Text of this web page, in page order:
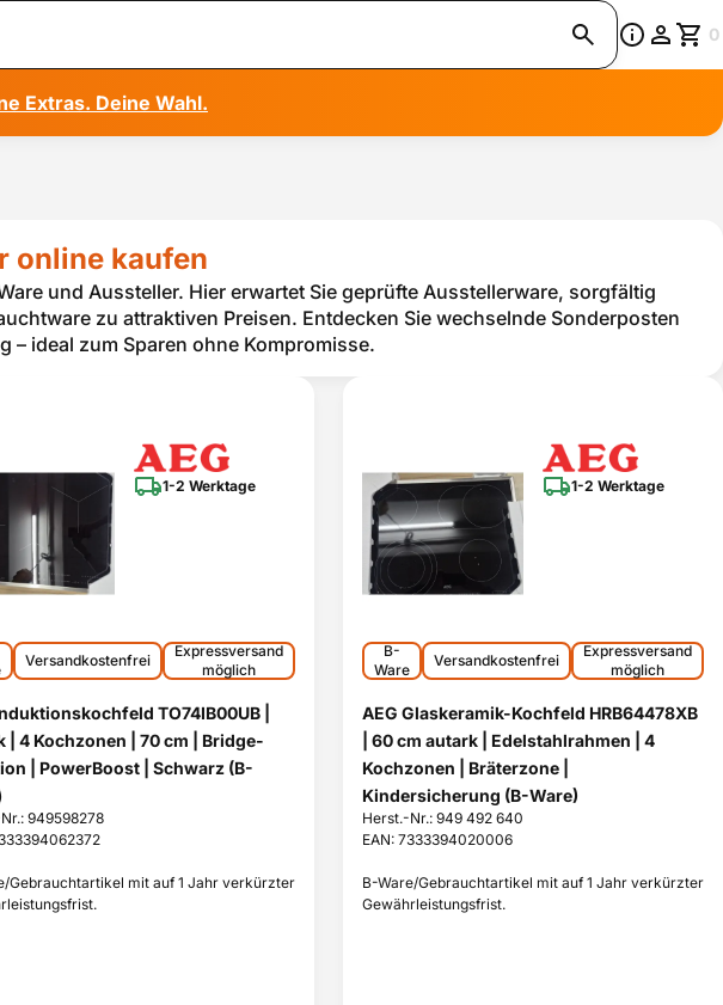
0
Extras. Deine Wahl.
online kaufen
und Aussteller. Hier erwartet Sie geprüfte Ausstellerware, sorgfältig
zu attraktiven Preisen. Entdecken Sie wechselnde Sonderposten
ideal zum Sparen ohne Kompromisse.
1-2 Werktage
Versandkostenfrei
Expressversand
möglich
TO74IB00UB |
| 4 Kochzonen | 70 cm | Bridge-
| PowerBoost | Schwarz (B-
949598278
Gebrauchtartikel mit auf 1 Jahr verkürzter
1-2 Werktage
B-
Ware
Versandkostenfrei
Expressversand
möglich
AEG Glaskeramik-Kochfeld HRB64478XB
| 60 cm autark | Edelstahlrahmen | 4
Kochzonen | Bräterzone |
Kindersicherung (B-Ware)
Herst.-Nr.: 949 492 640
EAN: 7333394020006
B-Ware/Gebrauchtartikel mit auf 1 Jahr verkürzter
Gewährleistungsfrist.